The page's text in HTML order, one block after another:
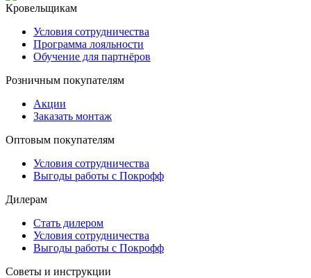
Кровельщикам
Условия сотрудничества
Программа лояльности
Обучение для партнёров
Розничным покупателям
Акции
Заказать монтаж
Оптовым покупателям
Условия сотрудничества
Выгоды работы с Покрофф
Дилерам
Стать дилером
Условия сотрудничества
Выгоды работы с Покрофф
Советы и инструкции